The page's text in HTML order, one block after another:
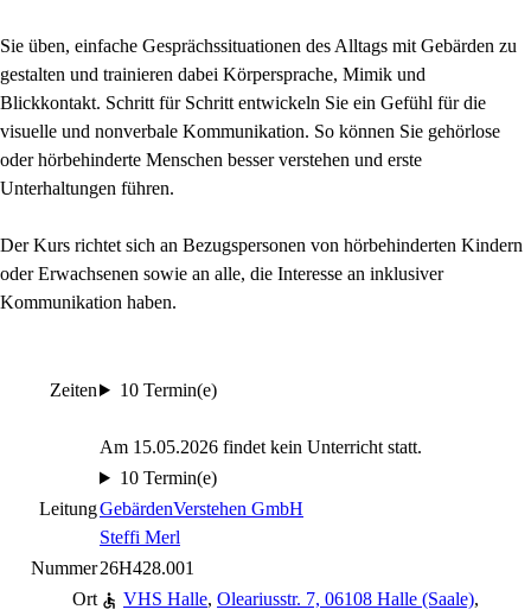
Sie üben, einfache Gesprächssituationen des Alltags mit Gebärden zu
gestalten und trainieren dabei Körpersprache, Mimik und
Blickkontakt. Schritt für Schritt entwickeln Sie ein Gefühl für die
visuelle und nonverbale Kommunikation. So können Sie gehörlose
oder hörbehinderte Menschen besser verstehen und erste
Unterhaltungen führen.
Der Kurs richtet sich an Bezugspersonen von hörbehinderten Kindern
oder Erwachsenen sowie an alle, die Interesse an inklusiver
Kommunikation haben.
Zeiten 10 Termin(e)
Am 15.05.2026 findet kein Unterricht statt.
10 Termin(e)
LeitungGebärdenVerstehen GmbH
Steffi Merl
Nummer26H428.001
Ort
VHS Halle, Oleariusstr. 7, 06108 Halle (Saale),